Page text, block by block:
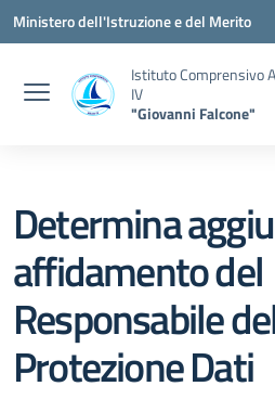
Vai ai contenuti
Vai al menu di navigazione
Vai al footer
Ministero dell'Istruzione e del Merito
Istituto Comprensivo
IV
"Giovanni Falcone"
Determina
affidamento del
Responsabile
Protezione Dati